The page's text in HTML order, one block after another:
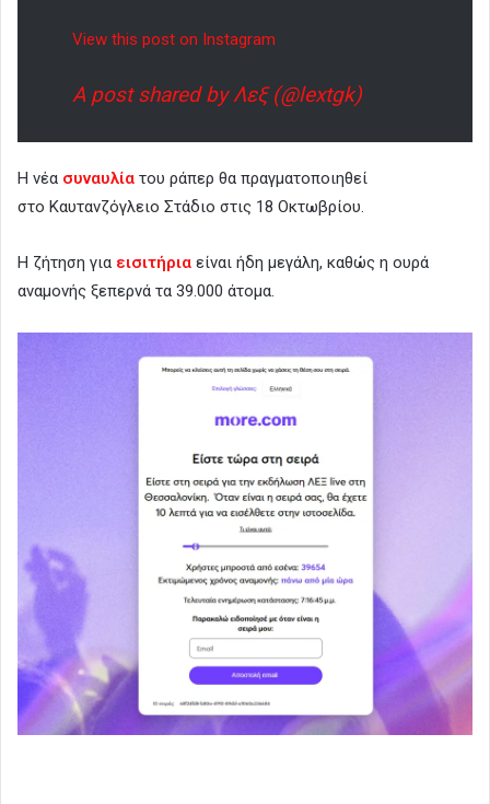
View this post on Instagram
A post shared by Λεξ (@lextgk)
H νέα συναυλία του ράπερ θα πραγματοποιηθεί
στο Καυτανζόγλειο Στάδιο στις 18 Οκτωβρίου.
Η ζήτηση για εισιτήρια είναι ήδη μεγάλη, καθώς η ουρά
αναμονής ξεπερνά τα 39.000 άτομα.